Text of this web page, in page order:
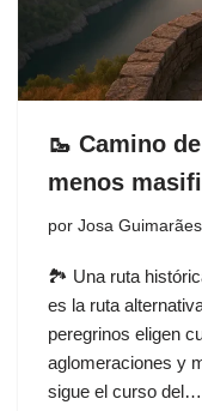
🥾 Camino
menos
por Josa Guimarães
🏞️ Una ruta
es la ruta
peregrinos eligen
aglomeraciones y
sigue el curso del…